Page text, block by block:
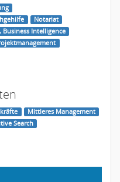
Notariat
Business Intelligence
Mittleres Management
Search